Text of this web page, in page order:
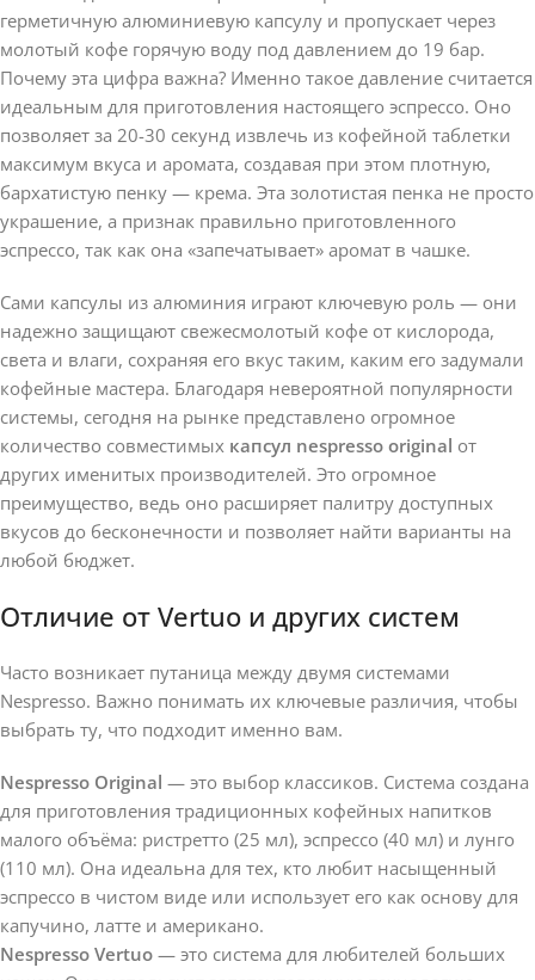
герметичную алюминиевую капсулу и пропускает через
молотый кофе горячую воду под давлением до 19 бар.
Почему эта цифра важна? Именно такое давление считается
идеальным для приготовления настоящего эспрессо. Оно
позволяет за 20-30 секунд извлечь из кофейной таблетки
максимум вкуса и аромата, создавая при этом плотную,
бархатистую пенку — крема. Эта золотистая пенка не просто
украшение, а признак правильно приготовленного
эспрессо, так как она «запечатывает» аромат в чашке.
Сами капсулы из алюминия играют ключевую роль — они
надежно защищают свежесмолотый кофе от кислорода,
света и влаги, сохраняя его вкус таким, каким его задумали
кофейные мастера. Благодаря невероятной популярности
системы, сегодня на рынке представлено огромное
количество совместимых капсул nespresso original от
других именитых производителей. Это огромное
преимущество, ведь оно расширяет палитру доступных
вкусов до бесконечности и позволяет найти варианты на
любой бюджет.
Отличие от Vertuo и других систем
Часто возникает путаница между двумя системами
Nespresso. Важно понимать их ключевые различия, чтобы
выбрать ту, что подходит именно вам.
Nespresso Original — это выбор классиков. Система создана
для приготовления традиционных кофейных напитков
малого объёма: ристретто (25 мл), эспрессо (40 мл) и лунго
(110 мл). Она идеальна для тех, кто любит насыщенный
эспрессо в чистом виде или использует его как основу для
капучино, латте и американо.
Nespresso Vertuo — это система для любителей больших